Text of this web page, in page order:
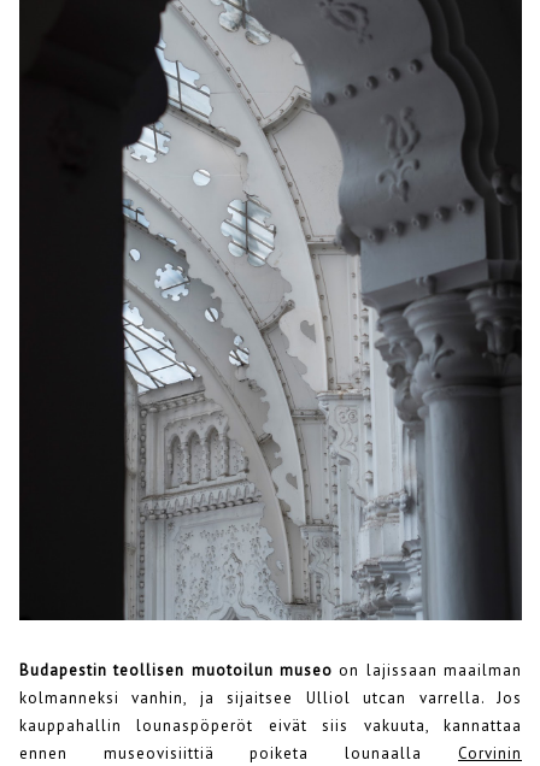
Budapestin teollisen muotoilun museo on lajissaan maailman
kolmanneksi vanhin, ja sijaitsee Ulliol utcan varrella. Jos
kauppahallin lounaspöperöt eivät siis vakuuta, kannattaa
ennen museovisiittiä poiketa lounaalla Corvinin